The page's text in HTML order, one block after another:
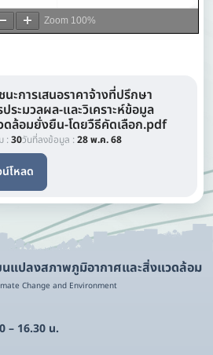
Zoom 100%
ะการเสนอราคาจ้างที่ปรึกษา
ระมวลผล-และวิเคราะห์ข้อมูล
ดล้อมยั่งยืน-โดยวืธีคัดเลือก.pdf
:30วันที่ลงข้อมูล :28 พ.ค. 68
น์โหลด
นแปลงสภาพภูมิอากาศและสิ่งแวดล้อม
Change and Environment
– 16.30 น.